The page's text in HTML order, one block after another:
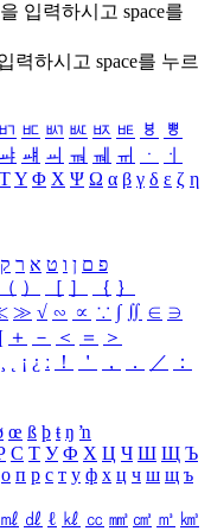
을 입력하시고 space를
력하시고 space를 누르
ㅲ ㅳ ㅴ ㅵ ㅶ ㅷ ㅸ
ㅹ
ㆇ ㆈ ㆉ ㆊ ㆋ ㆌ ㆍ
ㆎ
ΤΥ Φ Χ Ψ Ω α β γ δ ε ζ η
פ ם ן ו ט א ר ק
（ ） ［ ］ ｛ ｝
≫ √ ∽ ∝ ∵ ∫ ∬ ∈ ∋
＋ － ＜ ＝
＞
¸ ¡ ¿ ː ！ ＇ ， ． ／
：
œ ß þ ŧ ŋ ŉ
С Т У Ф Х Ц Ч Ш Щ Ъ
о п р с т у ф х ц ч ш щ ъ
㎖ ㎗ ℓ ㎘ ㏄ ㎣ ㎤ ㎥ ㎦